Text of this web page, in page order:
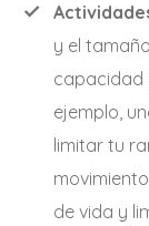
y el
capacidad
ejemplo,
limitar tu
de vida y